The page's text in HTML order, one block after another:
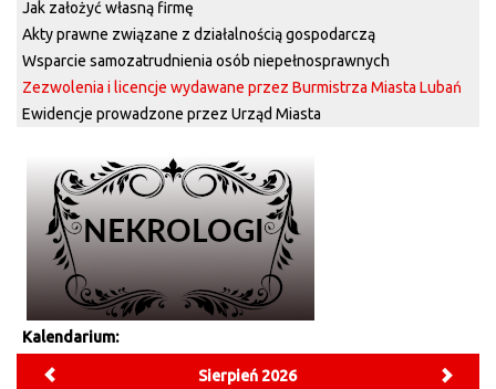
Jak założyć własną firmę
Akty prawne związane z działalnością gospodarczą
Wsparcie samozatrudnienia osób niepełnosprawnych
Zezwolenia i licencje wydawane przez Burmistrza Miasta Lubań
Ewidencje prowadzone przez Urząd Miasta
Kalendarium:
Sierpień 2026